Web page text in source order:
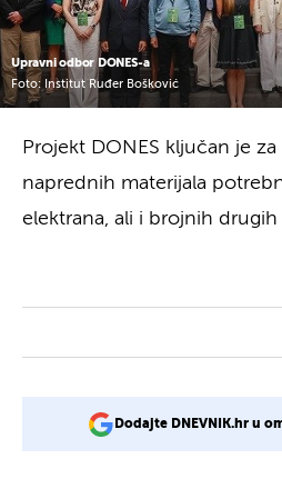
Upravni odbor DONES-a
Foto: Institut Ruđer Bošković
Projekt DONES ključan je
naprednih materijala
elektrana, ali i brojnih
Dodajte DNEVNIK.hr u